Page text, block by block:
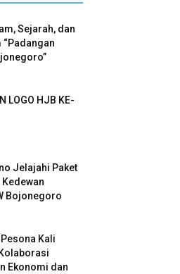
Sejarah, dan
LOGO HJB KE-
Jelajahi Paket
Kedewan
Bojonegoro
Kali
Ekonomi dan